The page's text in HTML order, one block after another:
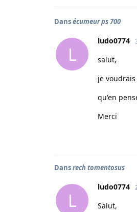
Dansécumeur ps 700
L
ludo0774
salut,
je
qu'en
Merci
Dansrech tomentosus
L
ludo0774
Salut,